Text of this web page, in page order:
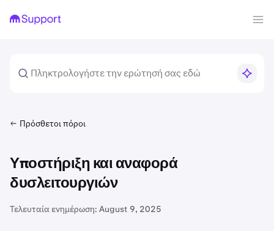
Πρόσθετοι πόροι
Υποστήριξη και αναφορά
δυσλειτουργιών
Τελευταία ενημέρωση: August 9, 2025